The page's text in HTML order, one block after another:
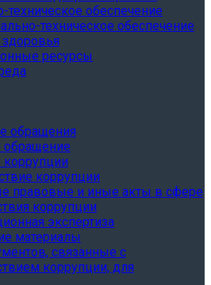
техническое обеспечение
техническое обеспечение
ресурсы
обращения
коррупции
коррупции
правовые и иные акты в сфере
коррупции
экспертиза
материалы
связанные с
коррупции, для